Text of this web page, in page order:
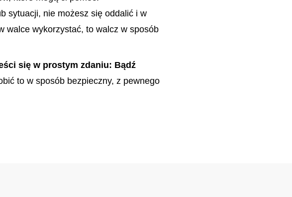
sytuacji, nie możesz się oddalić i w
walce wykorzystać, to walcz w sposób
się w prostym zdaniu: Bądź
to w sposób bezpieczny, z pewnego